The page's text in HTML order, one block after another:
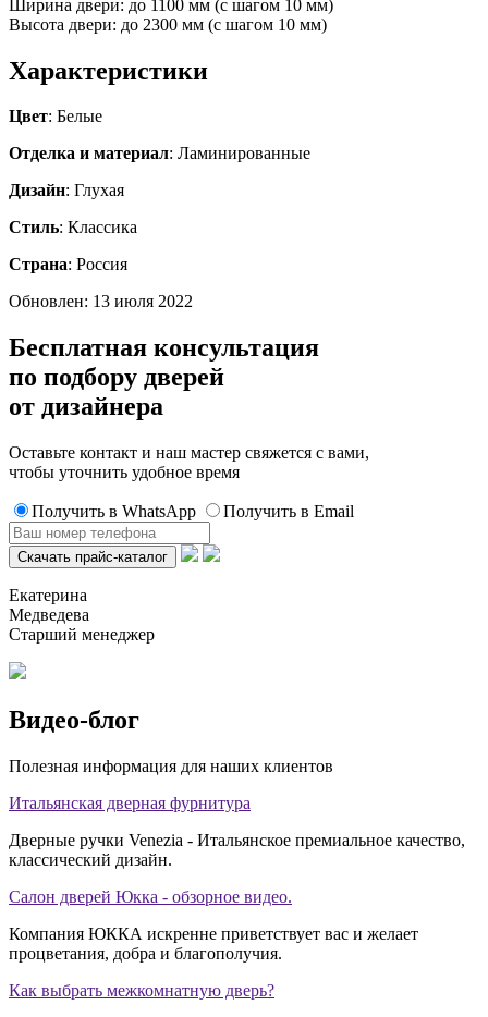
Ширина двери: до 1100 мм (с шагом 10 мм)
Высота двери: до 2300 мм (с шагом 10 мм)
Характеристики
Цвет: Белые
Отделка и материал: Ламинированные
Дизайн: Глухая
Стиль: Классика
Страна: Россия
Обновлен: 13 июля 2022
Бесплатная консультация
по подбору дверей
от дизайнера
Оставьте контакт и наш мастер свяжется с вами,
чтобы уточнить удобное время
Получить в WhatsApp Получить в Email
Екатерина
Медведева
Старший менеджер
Видео-блог
Полезная информация для наших клиентов
Итальянская дверная фурнитура
Дверные ручки Venezia - Итальянское премиальное качество,
классический дизайн.
Салон дверей Юкка - обзорное видео.
Компания ЮККА искренне приветствует вас и желает
процветания, добра и благополучия.
Как выбрать межкомнатную дверь?